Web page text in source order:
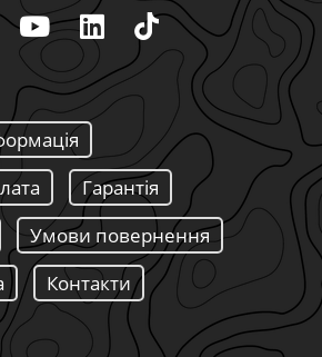
Гарантія
Умови повернення
Контакти